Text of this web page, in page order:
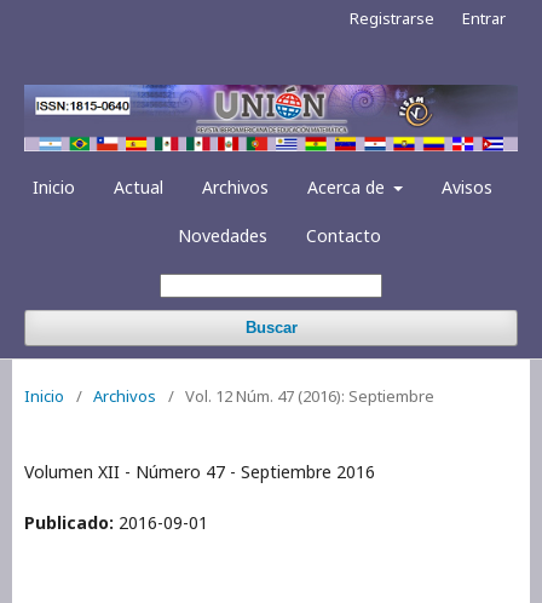
Inicio Actual Archivos Acerca de Avisos
Novedades Contacto
Buscar
Registrarse Entrar
Inicio / Archivos / Vol. 12 Núm. 47 (2016): Septiembre
Volumen XII - Número 47 - Septiembre 2016
Publicado: 2016-09-01